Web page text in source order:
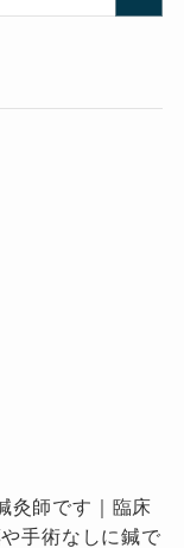
灸師です｜臨床
手術なしに鍼で